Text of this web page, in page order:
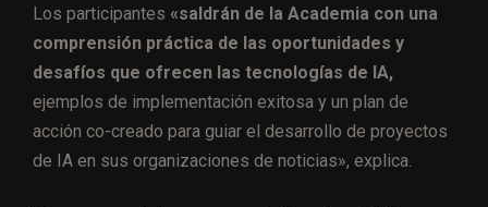
Los participantes «saldrán de la Academia con una
comprensión práctica de las oportunidades y
desafíos que ofrecen las tecnologías de IA,
ejemplos de implementación exitosa y un plan de
acción co-creado para guiar el desarrollo de proyectos
de IA en sus organizaciones de noticias», explica.